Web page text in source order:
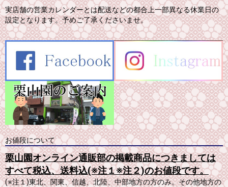
実店舗の営業カレンダーとは配送などの都合上一部異なる休業日の
設定となります。予めご了承くださいませ。
お値段について
栗山園オンライン通販部の掲載商品につきましては
すべて税込、送料込(※注１※注２)のお値段です。
(※注１)東北、関東、信越、北陸、中部地方の方のみ。その他地方の